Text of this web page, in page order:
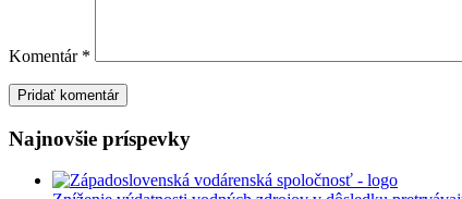
Komentár *
Najnovšie príspevky